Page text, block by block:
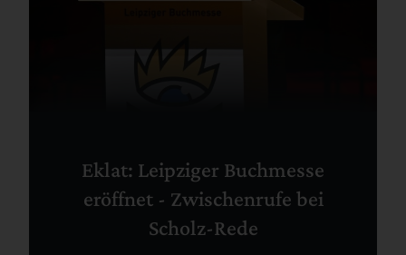
Eklat: Leipziger Buchmesse
eröffnet - Zwischenrufe bei
Scholz-Rede